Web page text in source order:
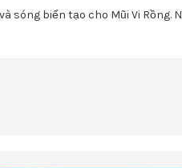
sóng biển tạo cho Mũi Vi Rồng.